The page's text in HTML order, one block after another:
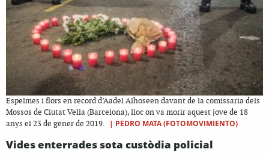
Espelmes i flors en record d’Aadel Alhoseen davant de la comissaria dels
Mossos de Ciutat Vella (Barcelona), lloc on va morir aquest jove de 18
anys el 23 de gener de 2019.
| PEDRO MATA (FOTOMOVIMIENTO)
Vides enterrades sota custòdia policial